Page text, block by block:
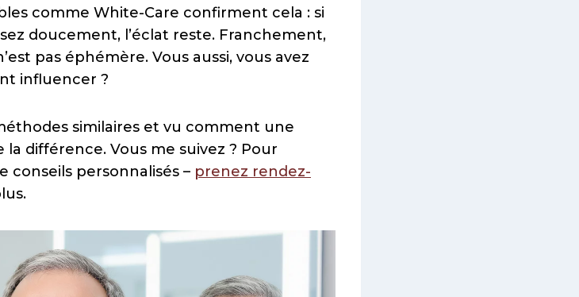
comme White-Care confirment cela : si
doucement, l’éclat reste. Franchement,
pas éphémère. Vous aussi, vous avez
influencer ?
similaires et vu comment une
différence. Vous me suivez ? Pour
conseils personnalisés – prenez rendez-